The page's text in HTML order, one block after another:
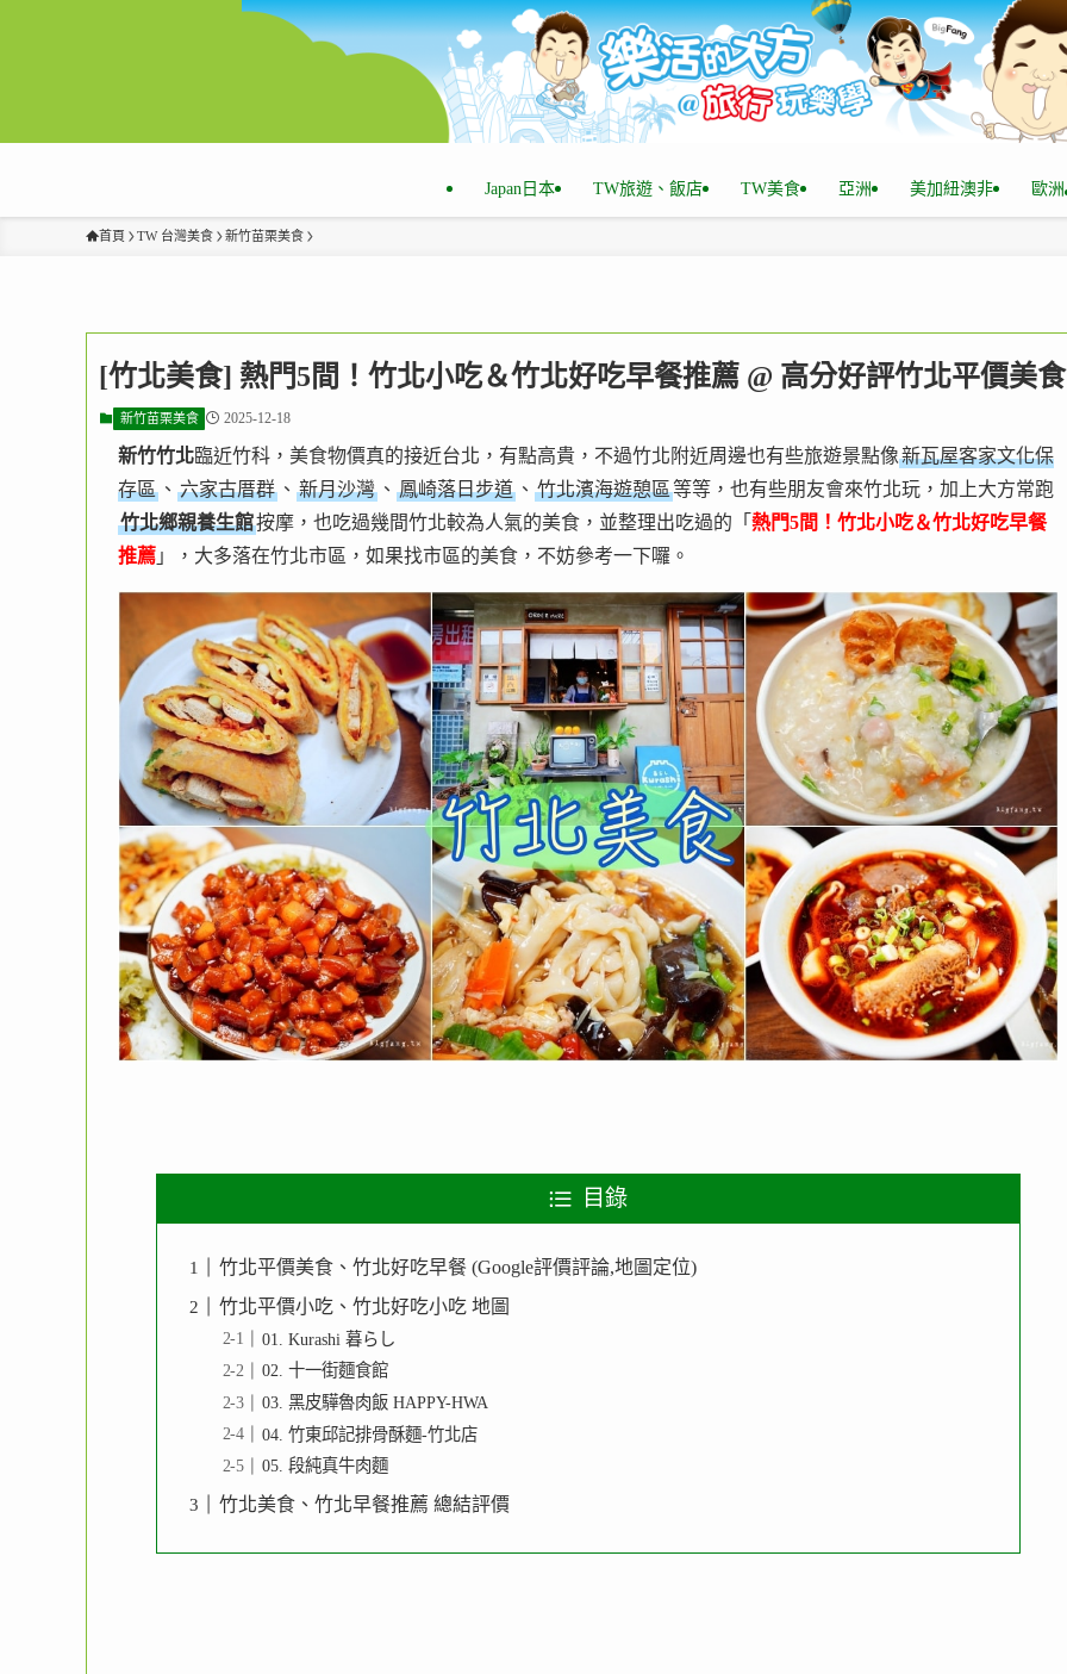
Japan日本 TW旅遊、飯店 TW美食 亞洲 美加紐澳非 歐洲
首頁 TW 台灣美食 新竹苗栗美食
[竹北美食] 熱門5間！竹北小吃＆竹北好吃早餐推薦 @ 高分好評竹北平價美食
新竹苗栗美食 2025-12-18
新竹竹北臨近竹科，美食物價真的接近台北，有點高貴，不過竹北附近周邊也有些旅遊景點像新瓦屋客家文化保
存區 、 六家古厝群 、 新月沙灣 、 鳳崎落日步道 、 竹北濱海遊憩區等等，也有些朋友會來竹北玩，加上大方常跑
竹北鄉親養生館按摩，也吃過幾間竹北較為人氣的美食，並整理出吃過的「 熱門5間！竹北小吃＆竹北好吃早餐
推薦 」，大多落在竹北市區，如果找市區的美食，不妨參考一下囉。
目錄
竹北平價美食、竹北好吃早餐 (Google評價評論,地圖定位)
竹北平價小吃、竹北好吃小吃 地圖
01. Kurashi 暮らし
02. 十一街麵食館
03. 黑皮驊魯肉飯 HAPPY-HWA
04. 竹東邱記排骨酥麵-竹北店
05. 段純真牛肉麵
竹北美食、竹北早餐推薦 總結評價